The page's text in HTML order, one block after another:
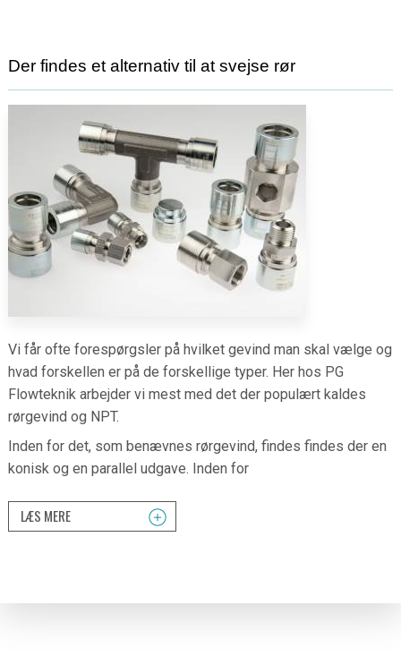
Der findes et alternativ til at svejse rør
Vi får ofte forespørgsler på hvilket gevind man skal vælge og
hvad forskellen er på de forskellige typer. Her hos PG
Flowteknik arbejder vi mest med det der populært kaldes
rørgevind og NPT.
Inden for det, som benævnes rørgevind, findes findes der en
konisk og en parallel udgave. Inden for
LÆS MERE